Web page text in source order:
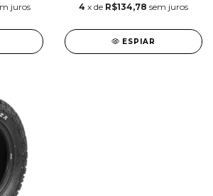
juros 4 x de R$134,78 sem juros
ESPIAR